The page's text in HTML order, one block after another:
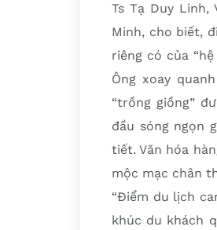
Ts Tạ Duy Linh,
Minh, cho biết,
riêng có của
Ông xoay
“trồng giồng”
đầu sóng ngọn
tiết. Văn hóa
mộc mạc chân
“Điểm du lịch
khúc du khách